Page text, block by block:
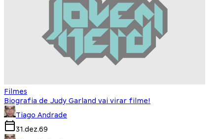
Filmes
Biografia de Judy Garland vai virar filme!
Tiago Andrade
31.dez.69